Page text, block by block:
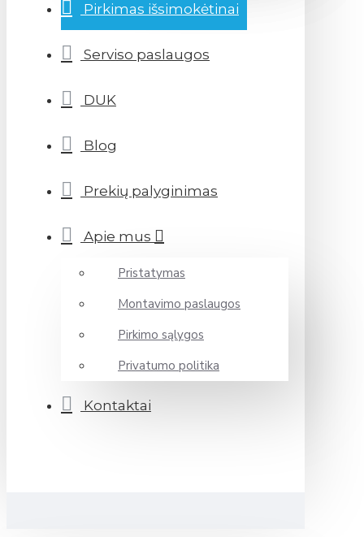
Pirkimas išsimokėtinai
Serviso paslaugos
DUK
Blog
Prekių palyginimas
Apie mus
Pristatymas
Montavimo paslaugos
Pirkimo sąlygos
Privatumo politika
Kontaktai